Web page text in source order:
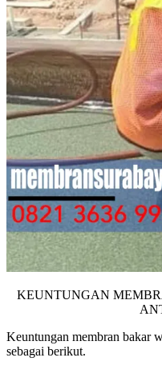
KEUNTUNGAN
Keuntungan membran bakar
sebagai berikut.